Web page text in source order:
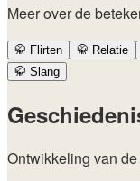
Meer over de
🥋 Flirten 🥋 Relatie
🥋 Slang
Ontwikkeling van